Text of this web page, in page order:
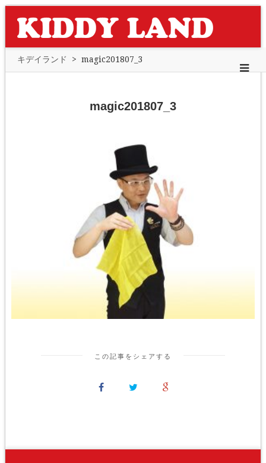
キデイランド > magic201807_3
magic201807_3
この記事をシェアする